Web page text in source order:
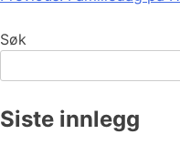
Søk
Siste innlegg